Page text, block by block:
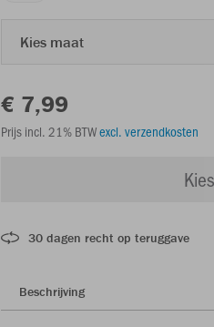
Kies maat
€ 7,99
Prijs incl. 21% BTWexcl. verzendkosten
30 dagen recht op teruggave
Beschrijving